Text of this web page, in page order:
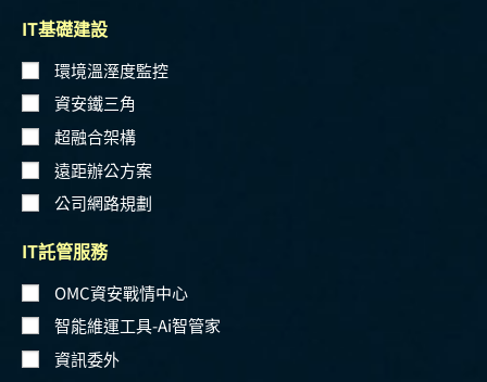
IT基礎建設
環境溫溼度監控
資安鐵三角
超融合架構
遠距辦公方案
公司網路規劃
IT託管服務
OMC資安戰情中心
智能維運工具-Ai智管家
資訊委外